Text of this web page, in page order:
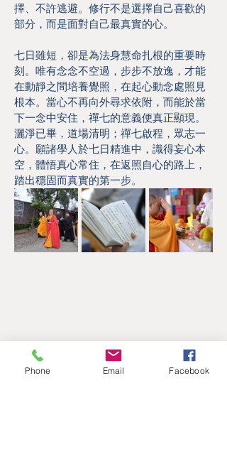
擇、不許逃避。修行不是選擇自己喜歡的
部分，而是面對自己最真實的心。
七日雖短，卻是為法身慧命扎根的重要時
刻。唯有念念不空過，步步不放逸，才能
在動靜之間培養覺照，在起心動念處照見
根本。當心不再向外尋求依附，而能於當
下一念中安住，禪七的意義便真正顯現。
灑淨已畢，道場清明；禪七啟程，眾志一
心。願諸學人於七日精進中，識得妄心本
空，體悟真心常住，在返照自心的路上，
踏出穩固而真實的第一步。
Phone Email Facebook